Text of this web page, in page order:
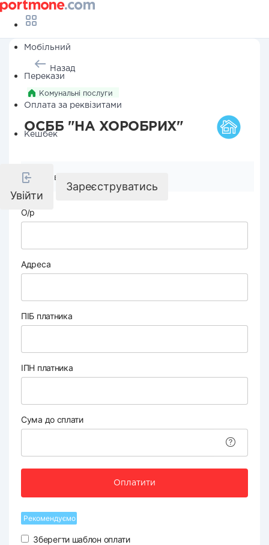
Мобільний
Перекази
Оплата за реквізитами
Кешбек
Увійти
Зареєструватись
Назад
Комунальні послуги
ОСББ "НА ХОРОБРИХ"
Реквізити компанії
О/р
Адреса
ПІБ платника
ІПН платника
Сума до сплати
Оплатити
Рекомендуємо
Зберегти шаблон оплати